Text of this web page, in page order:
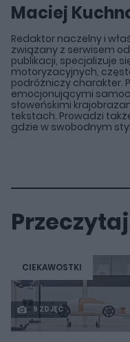
Maciej
Redaktor naczelny i
związany z serwisem od
publikacji, specjalizuje
motoryzacyjnych,
podróżniczy charakter.
emocjonującymi
słoweńskimi
tekstach. Prowadzi
gdzie w swobodnym
CIEKAWOSTKI
9 ZDJĘĆ